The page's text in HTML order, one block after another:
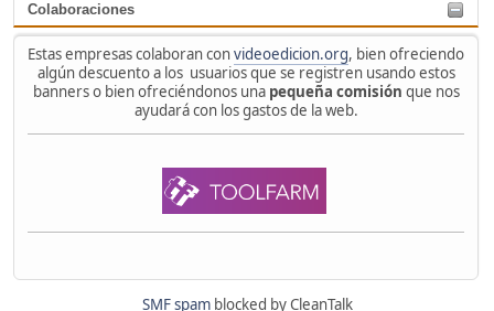
Colaboraciones
Estas empresas colaboran convideoedicion.org, bien ofreciendo
algún descuento a los usuarios que se registren usando estos
banners o bien ofreciéndonos una pequeña comisión que nos
ayudará con los gastos de la web.
SMF spamblocked by CleanTalk